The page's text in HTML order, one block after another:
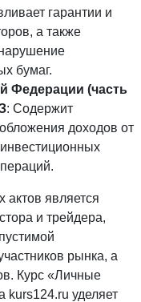
гарантии и
а также
бумаг.
Федерации (часть
: Содержит
доходов от
является
и трейдера,
рынка, а
Курс «Личные
kurs124.ru уделяет